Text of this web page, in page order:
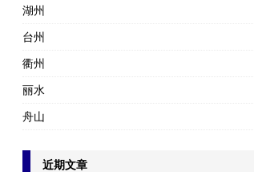
湖州
台州
衢州
丽水
舟山
近期文章